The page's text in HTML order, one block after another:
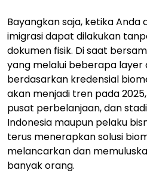
Bayangkan saja, ketika
imigrasi dapat dilakukan
dokumen fisik. Di saat
yang melalui beberapa
berdasarkan kredensial
akan menjadi tren pada
pusat perbelanjaan, dan
Indonesia maupun pelaku
terus menerapkan solusi
melancarkan dan
banyak orang.